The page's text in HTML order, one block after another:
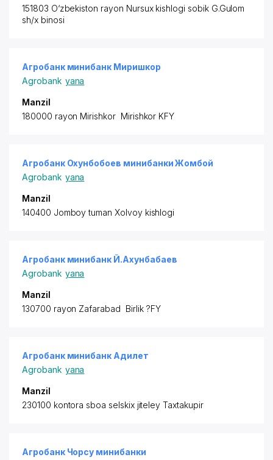
151803 O‘zbekiston rayon Nursux kishlogi sobik G.Gulom
sh/x binosi
Агробанк минибанк Миришкор
Agrobank yana
Manzil
180000 rayon Mirishkor Mirishkor KFY
Агробанк Охунбобоев минибанки Жомбой
Agrobank yana
Manzil
140400 Jomboy tuman Xolvoy kishlogi
Агробанк минибанк Й.Ахунбабаев
Agrobank yana
Manzil
130700 rayon Zafarabad Birlik ?FY
Агробанк минибанк Адилет
Agrobank yana
Manzil
230100 kontora sboa selskix jiteley Taxtakupir
Агробанк Чорсу минибанки